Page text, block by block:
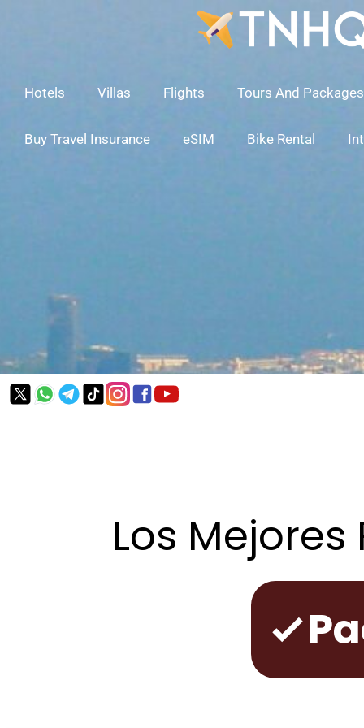
Hotels Villas Flights Tours And Packages
Buy Travel Insurance eSIM Bike Rental
Los